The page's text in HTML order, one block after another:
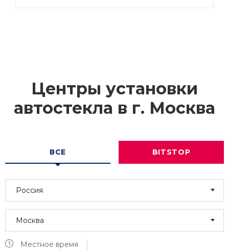
Центры установки
автостекла в г. Москва
ВСЕ BITSTOP
Россия
Москва
Местное время